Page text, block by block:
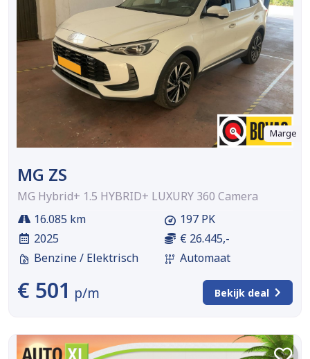
Marge
MG ZS
MG Hybrid+ 1.5 HYBRID+ LUXURY 360 Camera
16.085 km
2025
Benzine / Elektrisch
197 PK
€ 26.445,-
Automaat
€ 501 p/m Bekijk deal